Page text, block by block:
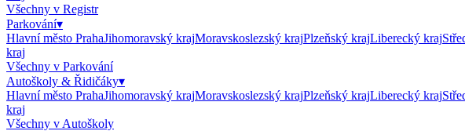
Všechny v Registr
Parkování▾
Hlavní město PrahaJihomoravský krajMoravskoslezský krajPlzeňský krajLiberecký kraj
kraj
Všechny v Parkování
Autoškoly & Řidičáky▾
Hlavní město PrahaJihomoravský krajMoravskoslezský krajPlzeňský krajLiberecký kraj
kraj
Všechny v Autoškoly